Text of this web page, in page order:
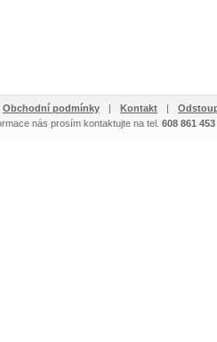
Obchodní podmínky | Kontakt |
nás prosím kontaktujte na tel. 608 861 453